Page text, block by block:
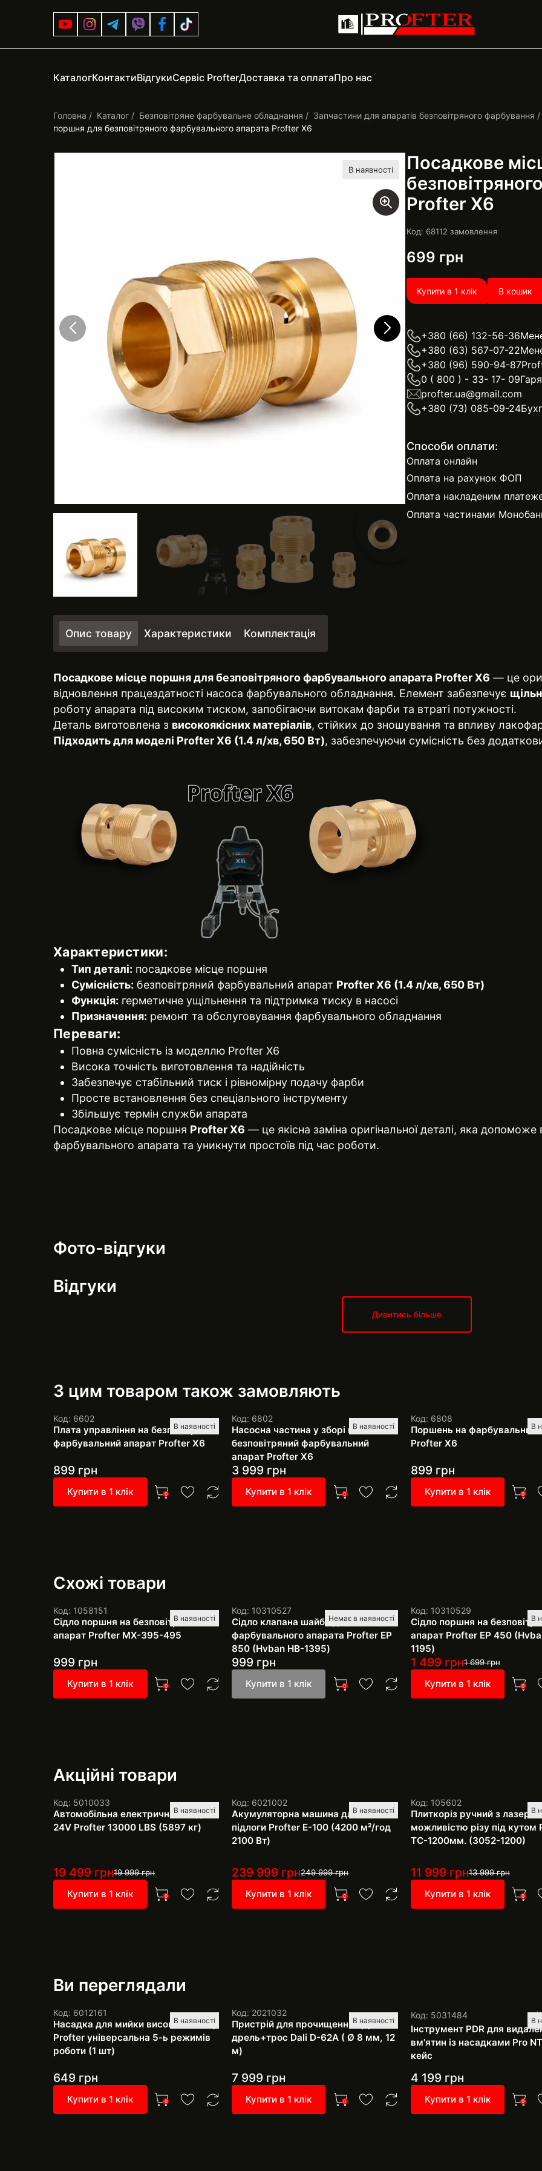
КаталогКонтактиВідгукиСервіс ProfterДоставка та оплатаПро нас
Головна Каталог Безповітряне фарбувальне обладнання Запчастини для апаратів безповітряного фарбування
поршня для безповітряного фарбувального апарата Profter Х6
В наявності
Посадкове
Profter Х6
Код: 68112 замовлення
699 грн
Купити в 1 клік В кошик
+380 (66) 132-56-36
+380 (63) 567-07-22
+380 (96) 590-94-87
0 ( 800 ) - 33- 17- 09
profter.ua@gmail.com
+380 (73) 085-09-24
Способи оплати:
Оплата онлайн
Оплата на рахунок ФОП
Оплата накладеним
Оплата частинами
Опис товару Характеристики Комплектація
Посадкове місце поршня для безповітряного фарбувального апарата Profter X6 — це
відновлення працездатності насоса фарбувального обладнання. Елемент забезпечує
роботу апарата під високим тиском, запобігаючи витокам фарби та втраті потужності.
Деталь виготовлена з високоякісних матеріалів, стійких до зношування та впливу
Підходить для моделі Profter X6 (1.4 л/хв, 650 Вт), забезпечуючи сумісність без
Характеристики:
Тип деталі: посадкове місце поршня
Сумісність: безповітряний фарбувальний апарат Profter X6 (1.4 л/хв, 650 Вт)
Функція: герметичне ущільнення та підтримка тиску в насосі
Призначення: ремонт та обслуговування фарбувального обладнання
Переваги:
Повна сумісність із моделлю Profter X6
Висока точність виготовлення та надійність
Забезпечує стабільний тиск і рівномірну подачу фарби
Просте встановлення без спеціального інструменту
Збільшує термін служби апарата
Посадкове місце поршня Profter X6 — це якісна заміна оригінальної деталі, яка
фарбувального апарата та уникнути простоїв під час роботи.
Фото-відгуки
Відгуки
Дивитись більше
З цим товаром також замовляють
В наявності
Код: 6602
Плата управління на безповітряний
фарбувальний апарат Profter Х6
899 грн
Купити в 1 клік 0
В наявності
Код: 6802
Насосна частина у зборі на
безповітряний фарбувальний
апарат Profter Х6
3 999 грн
Купити в 1 клік 0
В
Код: 6808
Поршень на фарбувальний
Profter Х6
899 грн
Купити в 1 клік 0
Схожі товари
В наявності
Код: 1058151
Сідло поршня на безповітряний
апарат Profter МХ-395-495
999 грн
Купити в 1 клік 0
Немає в наявності
Код: 10310527
Сідло клапана шайба для
фарбувального апарата Profter ЕР
850 (Hvban HB-1395)
999 грн
Купити в 1 клік 0
В
Код: 10310529
Сідло поршня на
апарат Profter ЕР 450
1195)
1 499 грн1 699грн
Купити в 1 клік 0
Акційні товари
В наявності
Код: 5010033
Автомобільна електрична лебідка
24V Profter 13000 LBS (5897 кг)
19 499 грн19 999грн
Купити в 1 клік 0
В наявності
Код: 6021002
Акумуляторна машина для миття
підлоги Profter E-100 (4200 м²/год
2100 Вт)
239 999 грн249 999грн
Купити в 1 клік 0
В
Код: 105602
Плиткоріз ручний з
можливістю різу під кутом
TC-1200мм. (3052-1200)
11 999 грн13 999грн
Купити в 1 клік 0
Ви переглядали
В наявності
Код: 6012161
Насадка для мийки високого тиску
Profter універсальна 5-ь режимів
роботи (1 шт)
649 грн
Купити в 1 клік 0
В наявності
Код: 2021032
Пристрій для прочищення труб
дрель+трос Dali D-62A ( Ø 8 мм, 12
м)
7 999 грн
Купити в 1 клік 0
В
Код: 5031484 1
Інструмент PDR для
вм'ятин із насадками Pro
кейс
4 199 грн
Купити в 1 клік 0